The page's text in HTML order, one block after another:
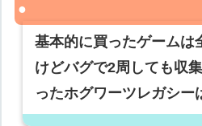
基本的に買ったゲームは
けどバグで2周しても収
ったホグワーツレガシー